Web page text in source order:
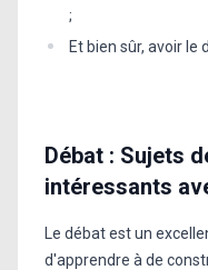
;
Et bien sûr, avoir le
Débat : Sujets
intéressants
Le débat est un
d'apprendre à de